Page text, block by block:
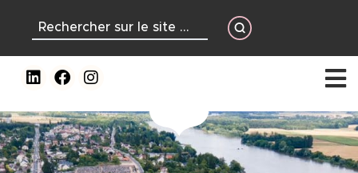
principal